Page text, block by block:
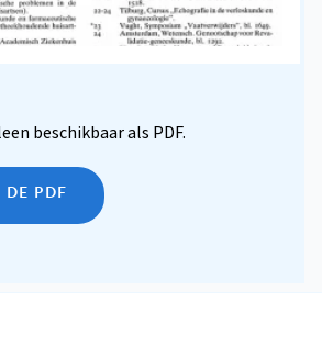
beschikbaar als PDF.
DE PDF